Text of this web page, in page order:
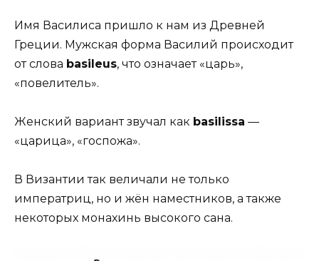
Имя Василиса пришло к нам из Древней
Греции. Мужская форма Василий происходит
от слова basileus, что означает «царь»,
«повелитель».
Женский вариант звучал как basilissa —
«царица», «госпожа».
В Византии так величали не только
императриц, но и жён наместников, а также
некоторых монахинь высокого сана.